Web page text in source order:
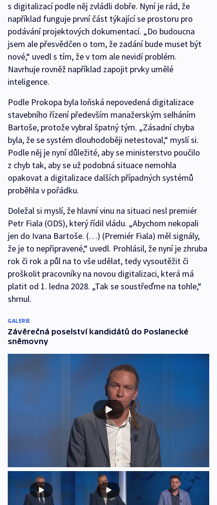
s digitalizací podle něj zvládli dobře. Nyní je rád, že
například funguje první část týkající se prostoru pro
podávání projektových dokumentací. „Do budoucna
jsem ale přesvědčen o tom, že zadání bude muset být
nové,“ uvedl s tím, že v tom ale nevidí problém.
Navrhuje rovněž například zapojit prvky umělé
inteligence.
Podle Prokopa byla loňská nepovedená digitalizace
stavebního řízení především manažerským selháním
Bartoše, protože vybral špatný tým. „Zásadní chyba
byla, že se systém dlouhodoběji netestoval,“ myslí si.
Podle něj je nyní důležité, aby se ministerstvo poučilo
z chyb tak, aby se už podobná situace nemohla
opakovat a digitalizace dalších případných systémů
proběhla v pořádku.
Doležal si myslí, že hlavní vinu na situaci nesl premiér
Petr Fiala (ODS), který řídil vládu. „Abychom nekopali
jen do Ivana Bartoše. (…) (Premiér Fiala) měl signály,
že je to nepřipravené,“ uvedl. Prohlásil, že nyní je zhruba
rok či rok a půl na to vše udělat, tedy vysoutěžit či
proškolit pracovníky na novou digitalizaci, která má
platit od 1. ledna 2028. „Tak se soustřeďme na tohle,“
shrnul.
GALERIE
Závěrečná poselství kandidátů do Poslanecké
sněmovny